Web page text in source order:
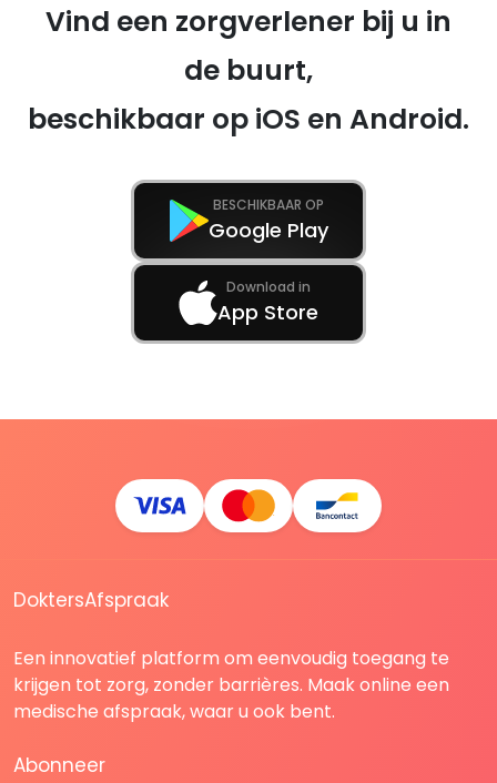
Vind een zorgverlener bij u in
de buurt,
beschikbaar op iOS en Android.
BESCHIKBAAR OP
Google Play
Download in
App Store
DoktersAfspraak
Een innovatief platform om eenvoudig toegang te
krijgen tot zorg, zonder barrières. Maak online een
medische afspraak, waar u ook bent.
Abonneer